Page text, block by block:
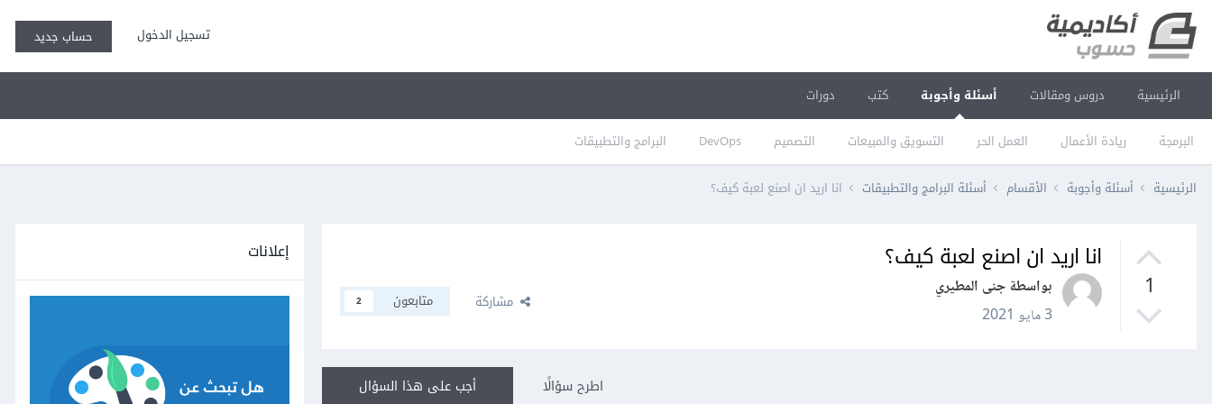
تسجيل الدخول حساب جديد
الرئيسية دروس ومقالات أسئلة وأجوبة
البرمجة ريادة الأعمال العمل الحر التسويق والمبيعات التصميم DevOps البرامج والتطبيقات
كتب دورات
الرئيسية أسئلة وأجوبة الأقسام أسئلة البرامج والتطبيقات انا اريد ان اصنع لعبة كيف؟
1
انا اريد ان اصنع لعبة كيف؟
بواسطة جنى المطيري
3 مايو 2021
مشاركة متابعون 2
أجب على هذا السؤال اطرح سؤالًا
إعلانات